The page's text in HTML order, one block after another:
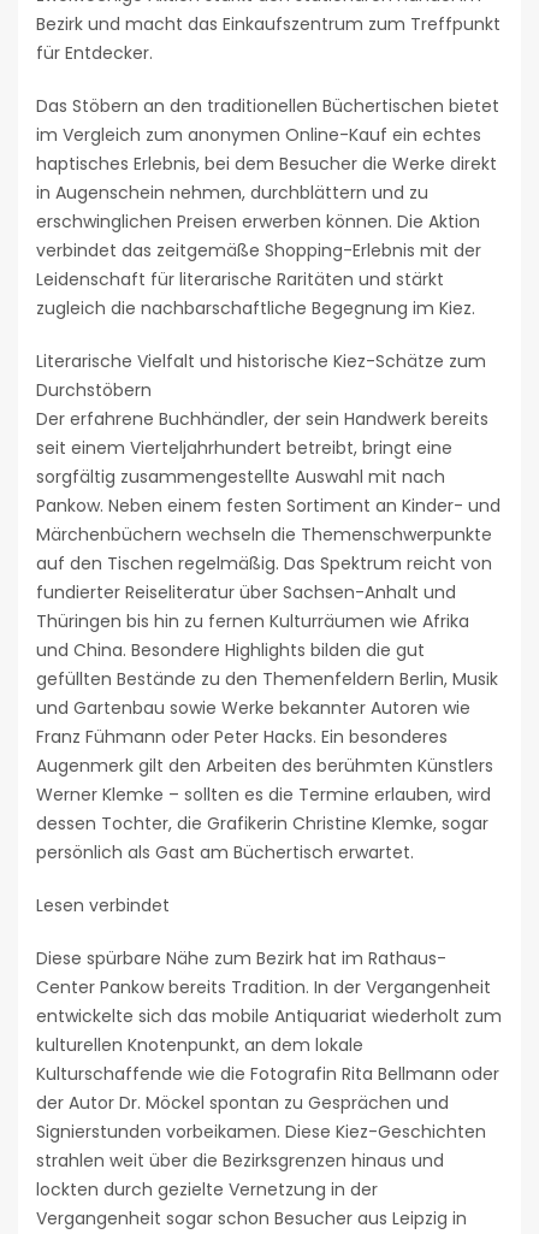
Bezirk und macht das Einkaufszentrum zum Treffpunkt
für Entdecker.
Das Stöbern an den traditionellen Büchertischen bietet
im Vergleich zum anonymen Online-Kauf ein echtes
haptisches Erlebnis, bei dem Besucher die Werke direkt
in Augenschein nehmen, durchblättern und zu
erschwinglichen Preisen erwerben können. Die Aktion
verbindet das zeitgemäße Shopping-Erlebnis mit der
Leidenschaft für literarische Raritäten und stärkt
zugleich die nachbarschaftliche Begegnung im Kiez.
Literarische Vielfalt und historische Kiez-Schätze zum
Durchstöbern
Der erfahrene Buchhändler, der sein Handwerk bereits
seit einem Vierteljahrhundert betreibt, bringt eine
sorgfältig zusammengestellte Auswahl mit nach
Pankow. Neben einem festen Sortiment an Kinder- und
Märchenbüchern wechseln die Themenschwerpunkte
auf den Tischen regelmäßig. Das Spektrum reicht von
fundierter Reiseliteratur über Sachsen-Anhalt und
Thüringen bis hin zu fernen Kulturräumen wie Afrika
und China. Besondere Highlights bilden die gut
gefüllten Bestände zu den Themenfeldern Berlin, Musik
und Gartenbau sowie Werke bekannter Autoren wie
Franz Fühmann oder Peter Hacks. Ein besonderes
Augenmerk gilt den Arbeiten des berühmten Künstlers
Werner Klemke – sollten es die Termine erlauben, wird
dessen Tochter, die Grafikerin Christine Klemke, sogar
persönlich als Gast am Büchertisch erwartet.
Lesen verbindet
Diese spürbare Nähe zum Bezirk hat im Rathaus-
Center Pankow bereits Tradition. In der Vergangenheit
entwickelte sich das mobile Antiquariat wiederholt zum
kulturellen Knotenpunkt, an dem lokale
Kulturschaffende wie die Fotografin Rita Bellmann oder
der Autor Dr. Möckel spontan zu Gesprächen und
Signierstunden vorbeikamen. Diese Kiez-Geschichten
strahlen weit über die Bezirksgrenzen hinaus und
lockten durch gezielte Vernetzung in der
Vergangenheit sogar schon Besucher aus Leipzig in